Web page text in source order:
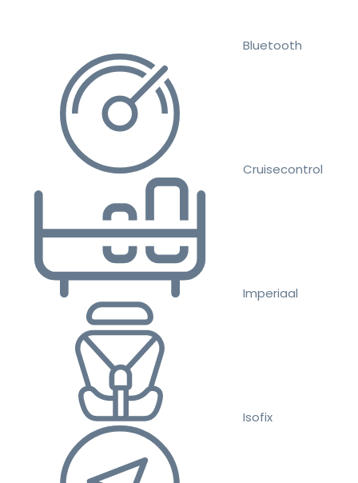
Bluetooth
Cruisecontrol
Imperiaal
Isofix